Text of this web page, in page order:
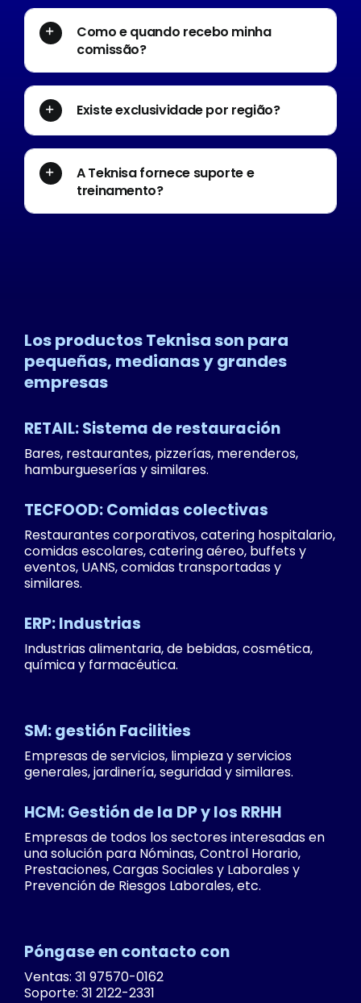
Como e quando recebo minha
comissão?
Existe exclusividade por região?
A Teknisa fornece suporte e
treinamento?
Los productos Teknisa son para
pequeñas, medianas y grandes
empresas
RETAIL: Sistema de restauración
Bares, restaurantes, pizzerías, merenderos,
hamburgueserías y similares.
TECFOOD: Comidas colectivas
Restaurantes corporativos, catering hospitalario,
comidas escolares, catering aéreo, buffets y
eventos, UANS, comidas transportadas y
similares.
ERP: Industrias
Industrias alimentaria, de bebidas, cosmética,
química y farmacéutica.
SM: gestión Facilities
Empresas de servicios, limpieza y servicios
generales, jardinería, seguridad y similares.
HCM: Gestión de la DP y los RRHH
Empresas de todos los sectores interesadas en
una solución para Nóminas, Control Horario,
Prestaciones, Cargas Sociales y Laborales y
Prevención de Riesgos Laborales, etc.
Póngase en contacto con
Ventas: 31 97570-0162
Soporte: 31 2122-2331